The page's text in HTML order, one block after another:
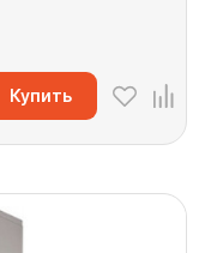
Купить